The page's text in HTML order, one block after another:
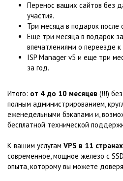
Перенос ваших сайтов без
участия.
Три месяца в подарок после
Еще три месяца в подарок
впечатлениями о переезде
ISP Manager v5 и еще три
за год.
Итого: от 4 до 10 месяцев (!!!)
полным администрированием,
еженедельными бэкапами и,
бесплатной технической
К вашим услугам VPS в 11 странах
современное, мощное железо с
опыта, которому вы можете